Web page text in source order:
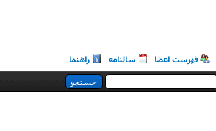
فهرست اعضا سالنامه راهنما